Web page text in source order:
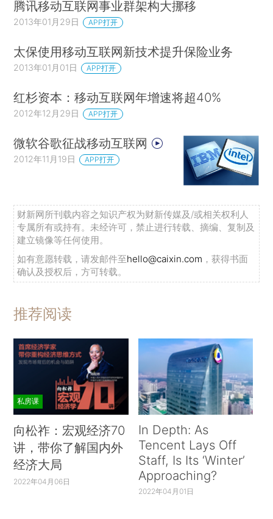
腾讯移动互联网事业群架构大挪移
2013年01月29日 APP打开
太保使用移动互联网新技术提升保险业务
2013年01月01日 APP打开
红杉资本：移动互联网年增速将超40%
2012年12月29日 APP打开
微软谷歌征战移动互联网
2012年11月19日 APP打开
财新网所刊载内容之知识产权为财新传媒及/或相关权利人
专属所有或持有。未经许可，禁止进行转载、摘编、复制及
建立镜像等任何使用。
如有意愿转载，请发邮件至hello@caixin.com ，获得书面
确认及授权后，方可转载。
推荐阅读
私房课
向松祚：宏观经济70
讲，带你了解国内外
经济大局
2022年04月06日
In Depth: As
Tencent Lays Off
Staff, Is Its ‘Winter’
Approaching?
2022年04月01日